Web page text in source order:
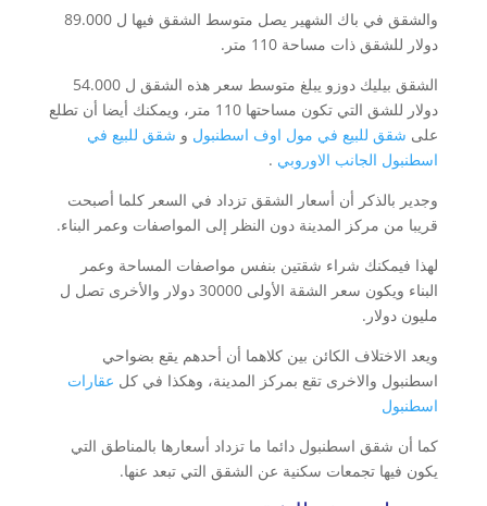
والشقق في باك الشهير يصل متوسط الشقق فيها ل 89.000
دولار للشقق ذات مساحة 110 متر.
الشقق بيليك دوزو يبلغ متوسط سعر هذه الشقق ل 54.000
دولار للشق التي تكون مساحتها 110 متر، ويمكنك أيضا أن تطلع
على شقق للبيع في مول اوف اسطنبول و شقق للبيع في
اسطنبول الجانب الاوروبي .
وجدير بالذكر أن أسعار الشقق تزداد في السعر كلما أصبحت
قريبا من مركز المدينة دون النظر إلى المواصفات وعمر البناء.
لهذا فيمكنك شراء شقتين بنفس مواصفات المساحة وعمر
البناء ويكون سعر الشقة الأولى 30000 دولار والأخرى تصل ل
مليون دولار.
ويعد الاختلاف الكائن بين كلاهما أن أحدهم يقع بضواحي
اسطنبول والاخرى تقع بمركز المدينة، وهكذا في كل عقارات
اسطنبول
كما أن شقق اسطنبول دائما ما تزداد أسعارها بالمناطق التي
يكون فيها تجمعات سكنية عن الشقق التي تبعد عنها.